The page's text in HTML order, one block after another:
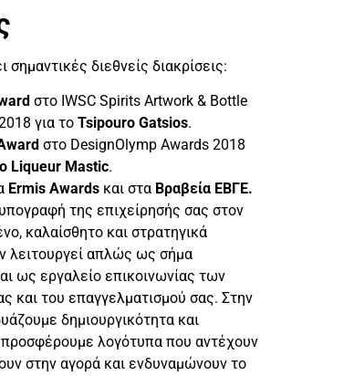
διεθνείς διακρίσεις:
στο IWSC Spirits Artwork & Bottle
για το Tsipouro Gatsios.
στο DesignOlymp Awards 2018
Liqueur Mastic.
Ermis Awards και στα Βραβεία ΕΒΓΕ.
της επιχείρησής σας στον
καλαίσθητο και στρατηγικά
λειτουργεί απλώς ως σήμα
ως εργαλείο επικοινωνίας των
και του επαγγελματισμού σας. Στην
δημιουργικότητα και
προσφέρουμε λογότυπα που αντέχουν
στην αγορά και ενδυναμώνουν το